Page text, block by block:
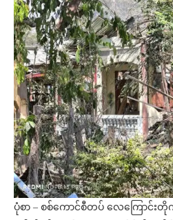
ပုံစာ – စစ်ကောင်စီတပ် လေကြောင်း